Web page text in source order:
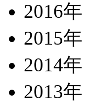
2016年
2015年
2014年
2013年